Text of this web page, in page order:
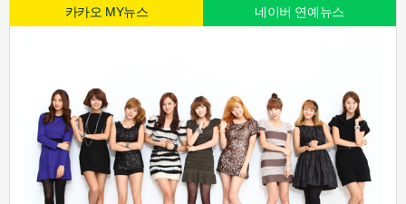
카카오 MY뉴스 네이버 연예뉴스